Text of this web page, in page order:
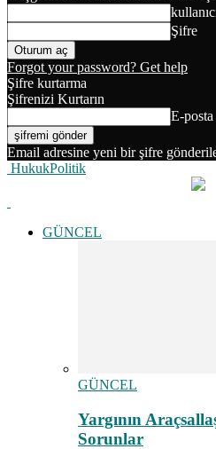
Şifre
Forgot your password? Get help
Şifre kurtarma
Şifrenizi Kurtarın
E-posta
Email adresine yeni bir şifre
HukukPolitik
GÜNCEL
GÜNCEL
Yargının
Sorunlar